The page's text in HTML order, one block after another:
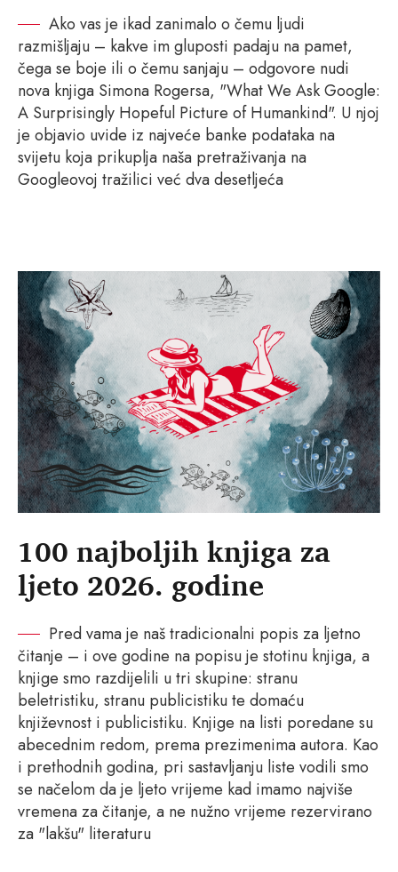
Ako vas je ikad zanimalo o čemu ljudi
razmišljaju – kakve im gluposti padaju na pamet,
čega se boje ili o čemu sanjaju – odgovore nudi
nova knjiga Simona Rogersa, "What We Ask Google:
A Surprisingly Hopeful Picture of Humankind". U njoj
je objavio uvide iz najveće banke podataka na
svijetu koja prikuplja naša pretraživanja na
Googleovoj tražilici već dva desetljeća
100 najboljih knjiga za
ljeto 2026. godine
Pred vama je naš tradicionalni popis za ljetno
čitanje – i ove godine na popisu je stotinu knjiga, a
knjige smo razdijelili u tri skupine: stranu
beletristiku, stranu publicistiku te domaću
književnost i publicistiku. Knjige na listi poredane su
abecednim redom, prema prezimenima autora. Kao
i prethodnih godina, pri sastavljanju liste vodili smo
se načelom da je ljeto vrijeme kad imamo najviše
vremena za čitanje, a ne nužno vrijeme rezervirano
za "lakšu" literaturu